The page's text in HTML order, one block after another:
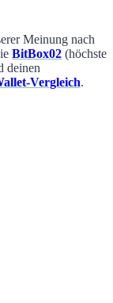
Meinung nach
BitBox02 (höchste
deinen
Vergleich.